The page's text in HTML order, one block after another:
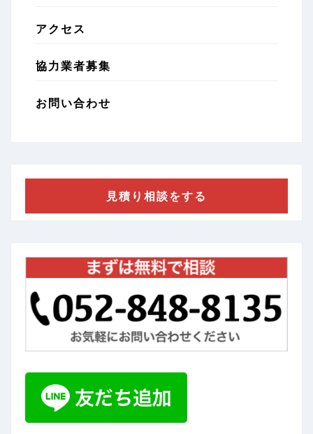
アクセス
協力業者募集
お問い合わせ
見積り相談をする